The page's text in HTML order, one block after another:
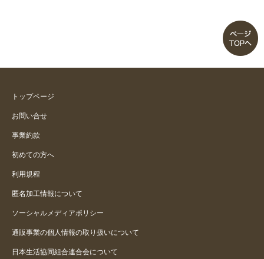
トップページ
お問い合せ
事業約款
初めての方へ
利用規程
匿名加工情報について
ソーシャルメディアポリシー
通販事業の個人情報の取り扱いについて
日本生活協同組合連合会について